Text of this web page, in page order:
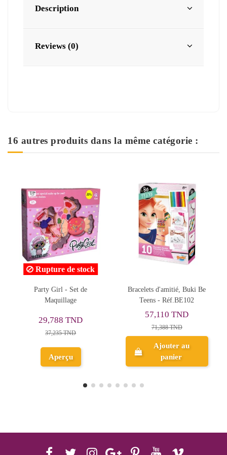
Description
Reviews (0)
16 autres produits dans la même catégorie :
Bracelets d'amitié, Buki Be
Teens - Réf.BE102
Ajouter au
panier
Be Teens Bijoux Scintillants
BUKI
57,110 TND
71,388 TND
Ajouter au
panier